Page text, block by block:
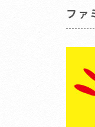
ファ